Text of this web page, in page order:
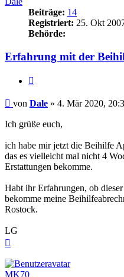
Beiträge: 14
Registriert: 25. Okt
Behörde:
Erfahrung mit der
Beitrag
von Dale » 4. Mär 2020,
Ich grüße euch,
ich habe mir jetzt die Beihilfe
das es vielleicht mal nicht 4
Erstattungen bekomme.
Habt ihr Erfahrungen, ob
bekomme meine
Rostock.
LG
MK70